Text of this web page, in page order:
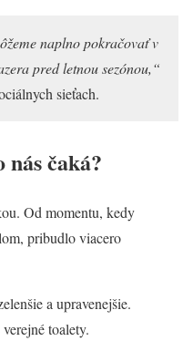
naplno pokračovať v
pred letnou sezónou,“
sieťach.
nás čaká?
Od momentu, kedy
pribudlo viacero
a upravenejšie.
toalety.